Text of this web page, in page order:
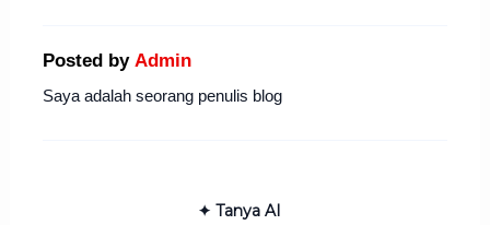
Posted by Admin
Saya adalah seorang penulis blog
✦ Tanya AI